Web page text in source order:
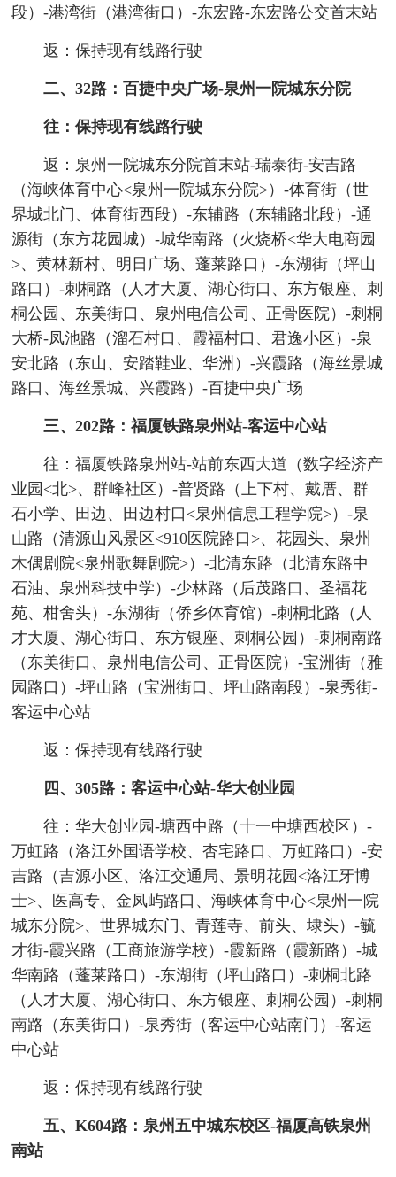
段）-港湾街（港湾街口）-东宏路-东宏路公交首末站
返：保持现有线路行驶
二、32路：百捷中央广场-泉州一院城东分院
往：保持现有线路行驶
返：泉州一院城东分院首末站-瑞泰街-安吉路
（海峡体育中心<泉州一院城东分院>）-体育街（世
界城北门、体育街西段）-东辅路（东辅路北段）-通
源街（东方花园城）-城华南路（火烧桥<华大电商园
>、黄林新村、明日广场、蓬莱路口）-东湖街（坪山
路口）-刺桐路（人才大厦、湖心街口、东方银座、刺
桐公园、东美街口、泉州电信公司、正骨医院）-刺桐
大桥-凤池路（溜石村口、霞福村口、君逸小区）-泉
安北路（东山、安踏鞋业、华洲）-兴霞路（海丝景城
路口、海丝景城、兴霞路）-百捷中央广场
三、202路：福厦铁路泉州站-客运中心站
往：福厦铁路泉州站-站前东西大道（数字经济产
业园<北>、群峰社区）-普贤路（上下村、戴厝、群
石小学、田边、田边村口<泉州信息工程学院>）-泉
山路（清源山风景区<910医院路口>、花园头、泉州
木偶剧院<泉州歌舞剧院>）-北清东路（北清东路中
石油、泉州科技中学）-少林路（后茂路口、圣福花
苑、柑舍头）-东湖街（侨乡体育馆）-刺桐北路（人
才大厦、湖心街口、东方银座、刺桐公园）-刺桐南路
（东美街口、泉州电信公司、正骨医院）-宝洲街（雅
园路口）-坪山路（宝洲街口、坪山路南段）-泉秀街-
客运中心站
返：保持现有线路行驶
四、305路：客运中心站-华大创业园
往：华大创业园-塘西中路（十一中塘西校区）-
万虹路（洛江外国语学校、杏宅路口、万虹路口）-安
吉路（吉源小区、洛江交通局、景明花园<洛江牙博
士>、医高专、金凤屿路口、海峡体育中心<泉州一院
城东分院>、世界城东门、青莲寺、前头、埭头）-毓
才街-霞兴路（工商旅游学校）-霞新路（霞新路）-城
华南路（蓬莱路口）-东湖街（坪山路口）-刺桐北路
（人才大厦、湖心街口、东方银座、刺桐公园）-刺桐
南路（东美街口）-泉秀街（客运中心站南门）-客运
中心站
返：保持现有线路行驶
五、K604路：泉州五中城东校区-福厦高铁泉州
南站